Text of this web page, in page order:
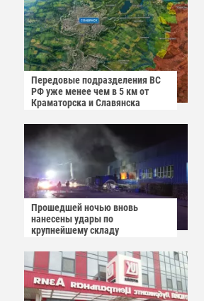
Передовые подразделения ВС
РФ уже менее чем в 5 км от
Краматорска и Славянска
Прошедшей ночью вновь
нанесены удары по
крупнейшему складу
Rozetka